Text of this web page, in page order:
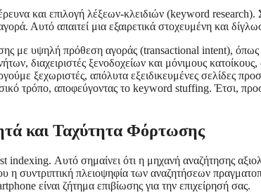
και επιλογή λέξεων-κλειδιών (keyword
Αυτό απαιτεί μια εξαιρετικά στοχευμένη και
με υψηλή πρόθεση αγοράς (transactional
διαχειριστές ξενοδοχείων και μόνιμους
ξεχωριστές, απόλυτα εξειδικευμένες σελίδες
τρόπο, αποφεύγοντας το keyword stuffing. Έτσι,
και Ταχύτητα Φόρτωσης
Αυτό σημαίνει ότι η μηχανή αναζήτησης
συντριπτική πλειοψηφία των αναζητήσεων
είναι ζήτημα επιβίωσης για την επιχείρησή σας.